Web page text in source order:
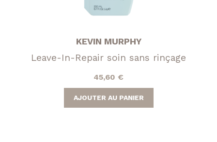
KEVIN MURPHY
Leave-In-Repair soin sans rinçage
45,60 €
AJOUTER AU PANIER